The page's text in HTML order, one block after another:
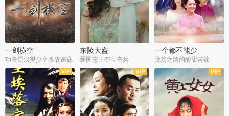
一剑横空
功夫硬汉樊少皇杀敌诛寇
东陵大盗
爱国志士夺宝奇兵
一个都不能少
脱贫之路的酸甜苦辣
全25集
全50集 全23集